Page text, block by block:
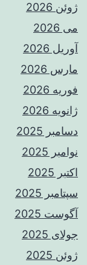
ژوئن 2026
می 2026
آوریل 2026
مارس 2026
فوریه 2026
ژانویه 2026
دسامبر 2025
نوامبر 2025
اکتبر 2025
سپتامبر 2025
آگوست 2025
جولای 2025
ژوئن 2025